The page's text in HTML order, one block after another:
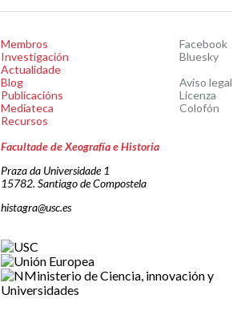
Membros
Investigación
Actualidade
Blog
Publicacións
Mediateca
Recursos
Facebook
Bluesky
Aviso legal
Licenza
Colofón
Facultade de Xeografía e Historia
Praza da Universidade 1
15782. Santiago de Compostela
histagra@usc.es